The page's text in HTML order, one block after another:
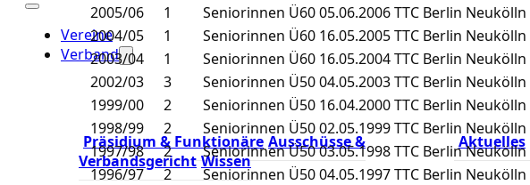
Vereine
Verband
Präsidium & Funktionäre Ausschüsse &
Verbandsgericht Wissen
Aktuelles
2005/06
1 Seniorinnen Ü6005.06.2006TTC Berlin Neukölln
2004/05
1 Seniorinnen Ü60 16.05.2005TTC Berlin Neukölln
2003/04
1 Seniorinnen Ü60 16.05.2004TTC Berlin Neukölln
2002/03
3 Seniorinnen Ü5004.05.2003TTC Berlin Neukölln
1999/00
2 Seniorinnen Ü50 16.04.2000TTC Berlin Neukölln
1998/99
2 Seniorinnen Ü5002.05.1999TTC Berlin Neukölln
1997/98
2 Seniorinnen Ü5003.05.1998TTC Berlin Neukölln
1996/97
2 Seniorinnen Ü5004.05.1997TTC Berlin Neukölln